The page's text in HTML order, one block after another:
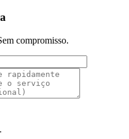
compromisso.